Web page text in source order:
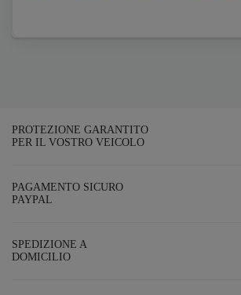
PROTEZIONE GARANTITO
PER IL VOSTRO VEICOLO
PAGAMENTO SICURO
PAYPAL
SPEDIZIONE A
DOMICILIO